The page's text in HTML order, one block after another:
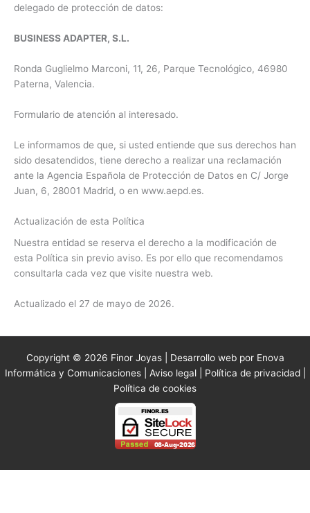
delegado de protección de datos:
BUSINESS ADAPTER, S.L.
Ronda Guglielmo Marconi, 11, 26, Parque Tecnológico, 46980
Paterna, Valencia.
Formulario de atención al interesado.
Le informamos de que, si usted entiende que sus derechos han
sido desatendidos, tiene derecho a realizar una reclamación
ante la Agencia Española de Protección de Datos en C/ Jorge
Juan, 6, 28001 Madrid, o en www.aepd.es.
Actualización de esta Política
Nuestra entidad se reserva el derecho a la modificación de
esta Política sin previo aviso. Es por ello que recomendamos
consultarla cada vez que visite nuestra web.
Actualizado el 27 de mayo de 2026.
Copyright © 2026 Finor Joyas | Desarrollo web por Enova
Informática y Comunicaciones | Aviso legal| Política de privacidad|
Política de cookies